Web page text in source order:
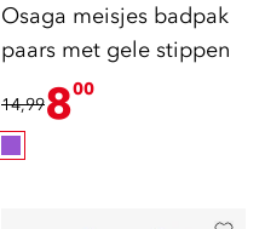
Osaga meisjes badpak
paars met gele stippen
14,99800